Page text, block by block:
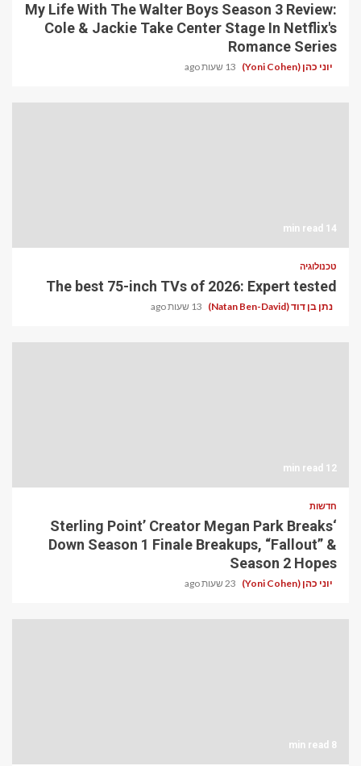
My Life With The Walter Boys Season 3 Review:
Cole & Jackie Take Center Stage In Netflix's
Romance Series
יוני כהן (Yoni Cohen) 13 שעות ago
14 min read
טכנולוגיה
The best 75-inch TVs of 2026: Expert tested
נתן בן דוד (Natan Ben-David) 13 שעות ago
12 min read
חדשות
‘Sterling Point’ Creator Megan Park Breaks
Down Season 1 Finale Breakups, “Fallout” &
Season 2 Hopes
יוני כהן (Yoni Cohen) 23 שעות ago
8 min read